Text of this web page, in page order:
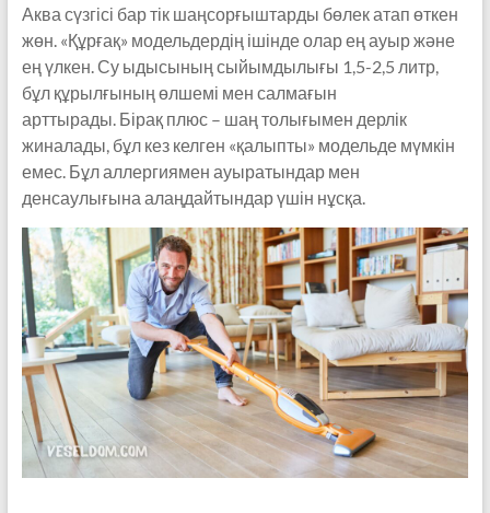
Аква сүзгісі бар тік шаңсорғыштарды бөлек атап өткен
жөн. «Құрғақ» модельдердің ішінде олар ең ауыр және
ең үлкен. Су ыдысының сыйымдылығы 1,5-2,5 литр,
бұл құрылғының өлшемі мен салмағын
арттырады. Бірақ плюс – шаң толығымен дерлік
жиналады, бұл кез келген «қалыпты» модельде мүмкін
емес. Бұл аллергиямен ауыратындар мен
денсаулығына алаңдайтындар үшін нұсқа.